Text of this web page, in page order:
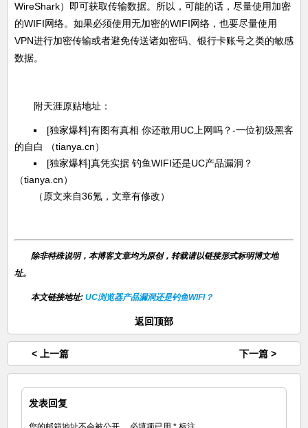
WireShark）即可获取传输数据。所以，可能的话，尽量使用加密
的WIFI网络。如果必须使用无加密的WIFI网络，也要尽量使用
VPN进行加密传输或者避免传送诸如密码、银行卡账号之类的敏感
数据。
附天涯原贴地址：
[独家爆料]有图有真相 你还敢用UC上网吗？-一位初级黑客
的自白
（tianya.cn）
[独家爆料]真凭实据 钓鱼WIFI还是UC产品漏洞？
（tianya.cn）
（原文来自36氪，文章有修改）
除非特殊说明，本博客文章均为原创，转载请以链接形式标明博文地
址。
本文链接地址: UC浏览器产品漏洞还是钓鱼WIFI？
返回顶部
< 上一篇 下一篇 >
发表回复